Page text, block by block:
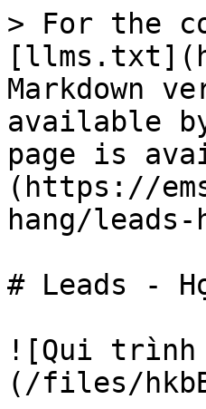
> For the
Markdown
available
page is
(https://
hang/
# Leads -
![Qui trình
(/files/